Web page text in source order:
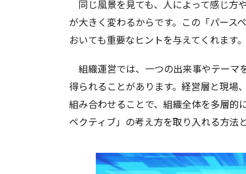
同じ風景を見ても、人によって感じ方
が大きく変わるからです。この「パース
おいても重要なヒントを与えてくれます。
組織運営では、一つの出来事やテーマ
得られることがあります。経営層と現場
組み合わせることで、組織全体を多層的
ペクティブ」の考え方を取り入れる方法